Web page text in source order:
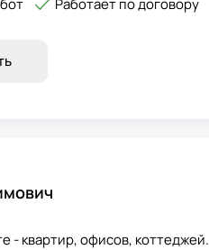
Работает по договору
- квартир, офисов, коттеджей.